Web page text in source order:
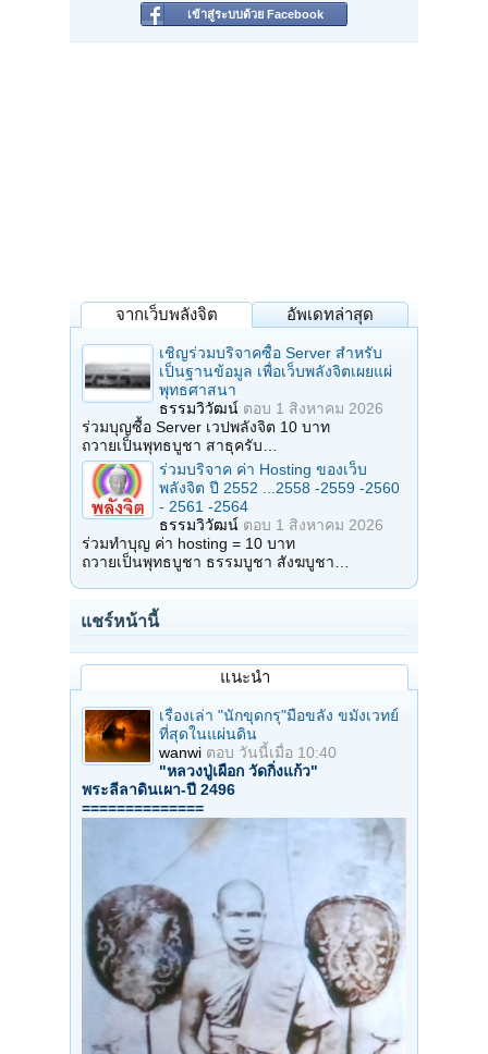
เข้าสู่ระบบด้วย Facebook
จากเว็บพลังจิต อัพเดทล่าสุด
เชิญร่วมบริจาคซื้อ Server สำหรับ
เป็นฐานข้อมูล เพื่อเว็บพลังจิตเผยแผ่
พุทธศาสนา
ธรรมวิวัฒน์ ตอบ 1 สิงหาคม 2026
ร่วมบุญซื้อ Server เวปพลังจิต 10 บาท
ถวายเป็นพุทธบูชา สาธุครับ…
ร่วมบริจาค ค่า Hosting ของเว็บ
พลังจิต ปี 2552 ...2558 -2559 -2560
- 2561 -2564
ธรรมวิวัฒน์ ตอบ 1 สิงหาคม 2026
ร่วมทำบุญ ค่า hosting = 10 บาท
ถวายเป็นพุทธบูชา ธรรมบูชา สังฆบูชา…
แชร์หน้านี้
แนะนำ
เรื่องเล่า "นักขุดกรุ"มือขลัง ขมังเวทย์
ที่สุดในแผ่นดิน
wanwi ตอบ วันนี้เมื่อ 10:40
"หลวงปู่เผือก วัดกิ่งแก้ว"
พระลีลาดินเผา-ปี 2496
==============